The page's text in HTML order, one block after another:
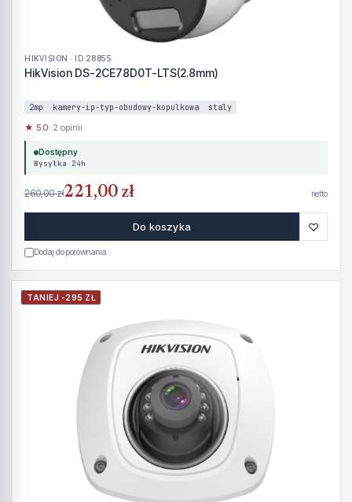
HIKVISION · ID 28855
HikVision DS-2CE78D0T-LTS(2.8mm)
2mp kamery-ip-typ-obudowy-kopulkowa staly
★ 5.0· 2 opinii
Dostępny
Wysyłka 24h
260,00 zł221,00 zł netto
Do koszyka ♡
Dodaj do porównania
TANIEJ -295 ZŁ